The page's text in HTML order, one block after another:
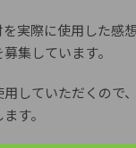
実際に使用した感
集しています。
していただくので
す。